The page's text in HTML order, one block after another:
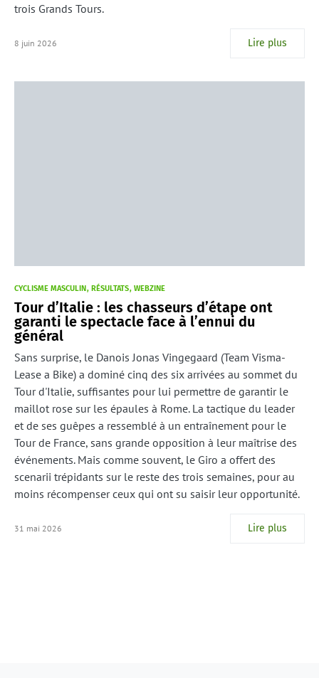
trois Grands Tours.
8 juin 2026 Lire plus
CYCLISME MASCULIN RÉSULTATS WEBZINE
Tour d’Italie : les chasseurs d’étape ont
garanti le spectacle face à l’ennui du
général
Sans surprise, le Danois Jonas Vingegaard (Team Visma-
Lease a Bike) a dominé cinq des six arrivées au sommet du
Tour d'Italie, suffisantes pour lui permettre de garantir le
maillot rose sur les épaules à Rome. La tactique du leader
et de ses guêpes a ressemblé à un entraînement pour le
Tour de France, sans grande opposition à leur maîtrise des
événements. Mais comme souvent, le Giro a offert des
scenarii trépidants sur le reste des trois semaines, pour au
moins récompenser ceux qui ont su saisir leur opportunité.
31 mai 2026 Lire plus